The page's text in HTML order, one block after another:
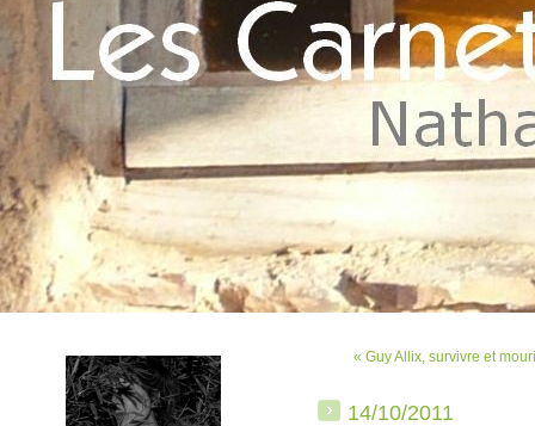
« Guy Allix, survivre et
14/10/2011